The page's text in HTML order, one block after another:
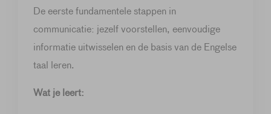
De eerste fundamentele stappen in
communicatie: jezelf voorstellen, eenvoudige
informatie uitwisselen en de basis van de Engelse
taal leren.
Wat je leert: